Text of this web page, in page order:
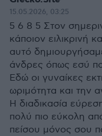
15.05.2026, 03:25
5 6 8 5 Στον
κάποιον ειλικρινή
αυτό
άνδρες όπως εσύ
Εδώ οι γυναίκες
ωριμότητα και την
Η διαδικασία
πολύ πιο εύκολη
πείσου μόνος σου